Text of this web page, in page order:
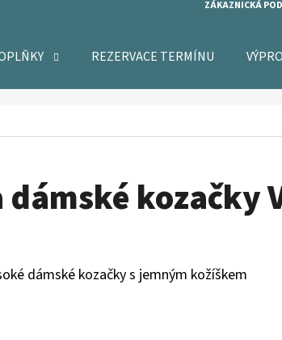
ZÁKAZNICKÁ
REZERVACE TERMÍNU
kozačky
dámské kozačky s jemným kožíškem